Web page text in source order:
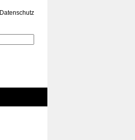
Datenschutz